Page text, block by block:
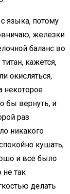
языка, потому
железки
баланс во
кажется,
окисляться,
некоторое
бы вернуть, и
раз
никакого
кушать,
и все было
не так
делать